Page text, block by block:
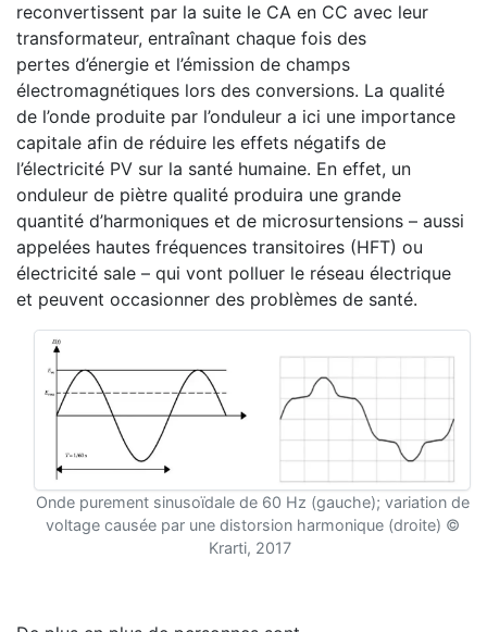
reconvertissent par la suite le CA en CC avec leur
transformateur, entraînant chaque fois des
pertes d’énergie et l’émission de champs
électromagnétiques lors des conversions. La qualité
de l’onde produite par l’onduleur a ici une importance
capitale afin de réduire les effets négatifs de
l’électricité PV sur la santé humaine. En effet, un
onduleur de piètre qualité produira une grande
quantité d’harmoniques et de microsurtensions – aussi
appelées hautes fréquences transitoires (HFT) ou
électricité sale – qui vont polluer le réseau électrique
et peuvent occasionner des problèmes de santé.
Onde purement sinusoïdale de 60 Hz (gauche); variation de
voltage causée par une distorsion harmonique (droite) ©
Krarti, 2017